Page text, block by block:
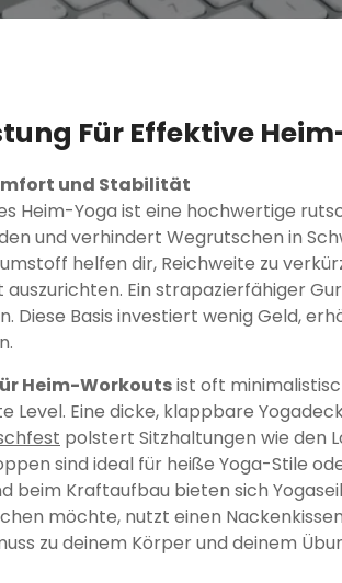
Für Effektive
und Stabilität
Heim-Yoga ist eine hochwertige
und verhindert Wegrutschen in
helfen dir, Reichweite zu
Ein strapazierfähiger
Diese Basis investiert wenig Geld,
Heim-Workoutsist oft
Level. Eine dicke, klappbare
polstert Sitzhaltungen wie den
sind ideal für heiße Yoga-Stile
beim Kraftaufbau bieten sich
möchte, nutzt einen
zu deinem Körper und deinem